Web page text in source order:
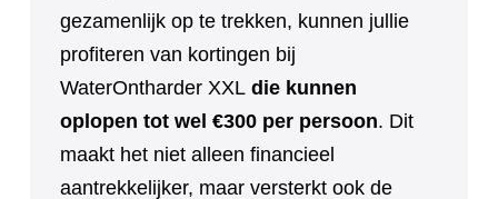
gezamenlijk op te trekken, kunnen jullie
profiteren van kortingen bij
WaterOntharder XXL die kunnen
oplopen tot wel €300 per persoon. Dit
maakt het niet alleen financieel
aantrekkelijker, maar versterkt ook de